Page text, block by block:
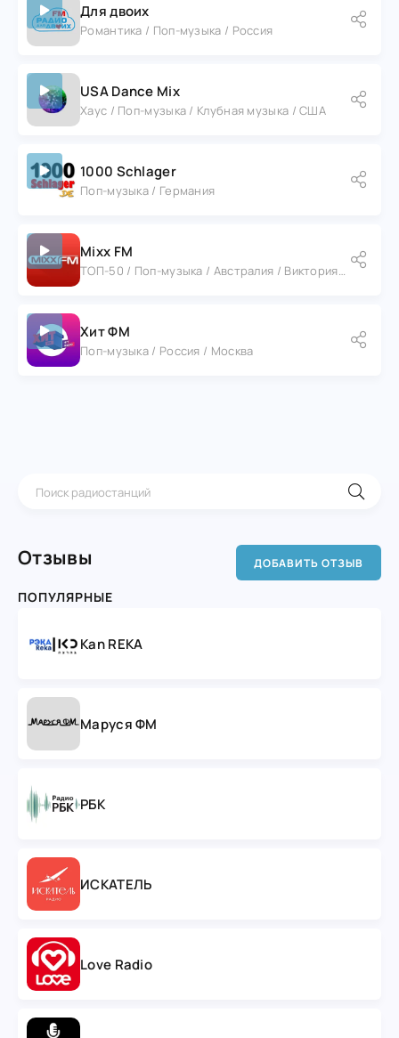
Для двоих
Романтика / Поп-музыка / Россия
USA Dance Mix
Хаус / Поп-музыка / Клубная музыка / США
1000 Schlager
Поп-музыка / Германия
Mixx FM
Хит ФМ
Поп-музыка / Россия / Москва
Отзывы ДОБАВИТЬ ОТЗЫВ
ПОПУЛЯРНЫЕ
Kan REKA
Маруся ФМ
РБК
ИСКАТЕЛЬ
Love Radio